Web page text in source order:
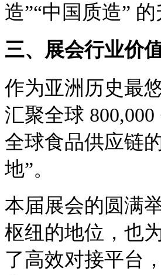
造”“中国质造” 的
三、展会行业价
作为亚洲历史最
汇聚全球
全球食品供应链
地”。
本届展会的圆满
枢纽的地位，也
了高效对接平台